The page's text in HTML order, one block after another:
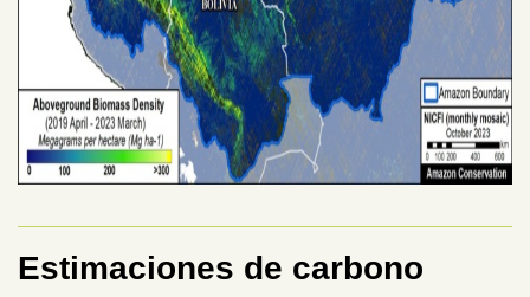
Estimaciones de carbono